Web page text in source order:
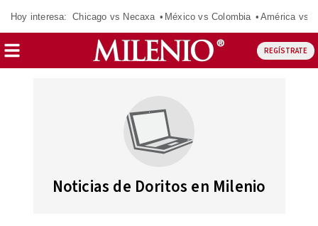
Hoy interesa: Chicago vs Necaxa México vs Colombia América vs
REGÍSTRATE
Noticias de Doritos en Milenio